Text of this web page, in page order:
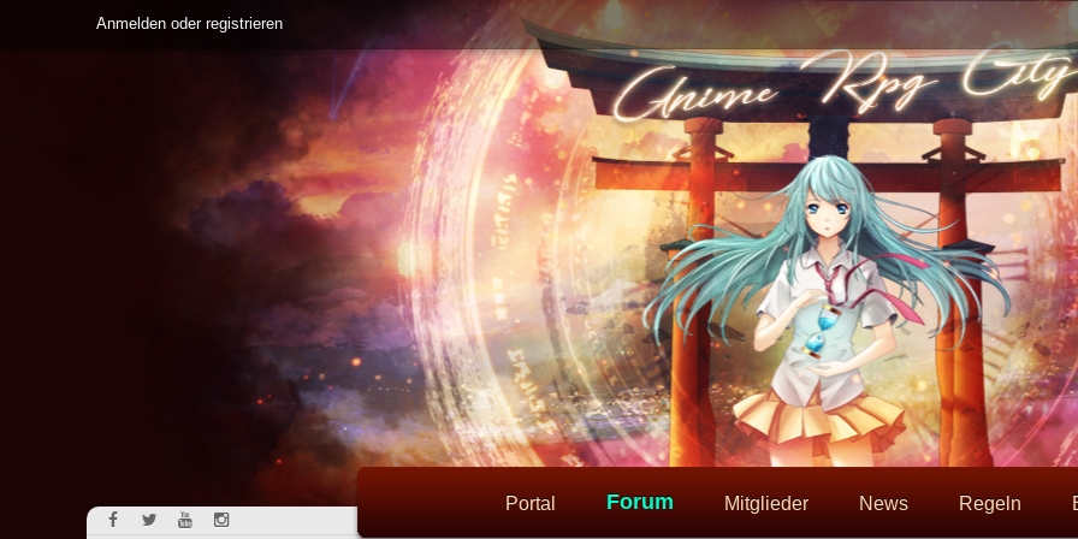
Anmelden oder registrieren
Portal Forum Mitglieder News Regeln